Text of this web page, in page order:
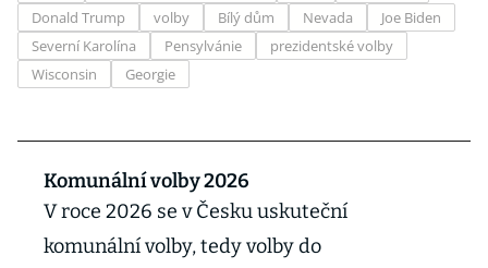
Donald Trump
volby Bílý dům Nevada
Joe Biden
Severní Karolína
Pensylvánie
prezidentské volby
Wisconsin
Georgie
Komunální volby 2026
V roce 2026 se v Česku uskuteční
komunální volby, tedy volby do